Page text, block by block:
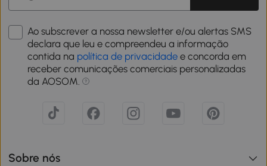
Ao subscrever a nossa newsletter e/ou alertas SMS
declara que leu e compreendeu a informação
contida na política de privacidade e concorda em
receber comunicações comerciais personalizadas
da AOSOM.
Sobre nós